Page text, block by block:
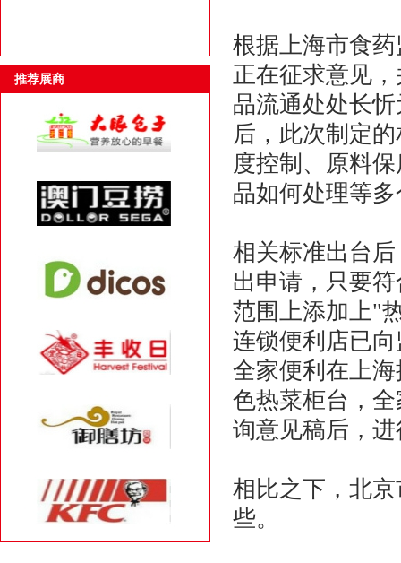
推荐展商
根据上海市食
正在征求意见
品流通处处长
后，此次制定
度控制、原料
品如何处理等
相关标准出台
出申请，只要
范围上添加上"
连锁便利店已
全家便利在上
色热菜柜台，
询意见稿后，
相比之下，北
些。